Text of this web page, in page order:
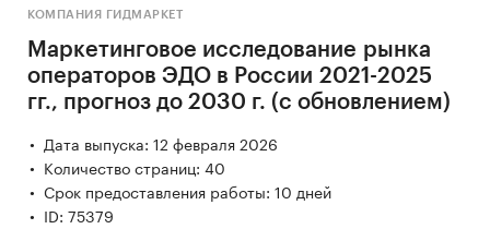
КОМПАНИЯ ГИДМАРКЕТ
Маркетинговое исследование рынка
операторов ЭДО в России 2021-2025
гг., прогноз до 2030 г. (с обновлением)
Дата выпуска: 12 февраля 2026
Количество страниц: 40
Срок предоставления работы: 10 дней
ID: 75379